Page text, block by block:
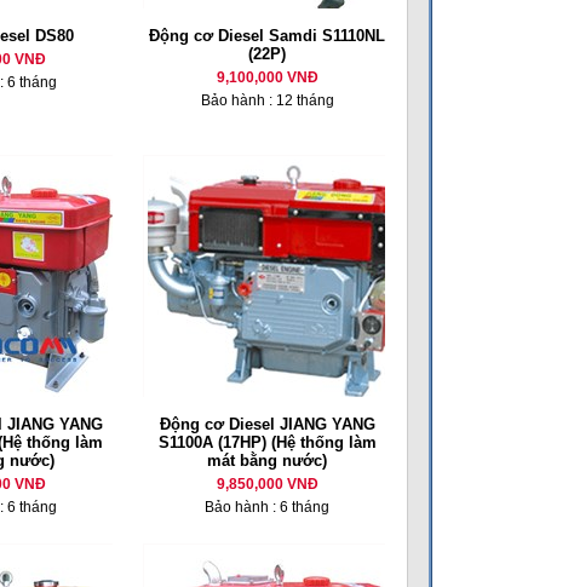
DS80
VNĐ
6 tháng
Động cơ Diesel Samdi S1110NL
(22P)
9,100,000 VNĐ
Bảo hành : 12 tháng
YANG
thống làm
nước)
VNĐ
6 tháng
Động cơ Diesel JIANG YANG
S1100A (17HP) (Hệ thống làm
mát bằng nước)
9,850,000 VNĐ
Bảo hành : 6 tháng